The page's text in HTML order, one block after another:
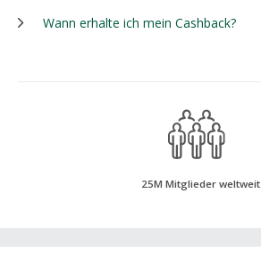
Wann erhalte ich mein Cashback?
25M Mitglieder weltweit